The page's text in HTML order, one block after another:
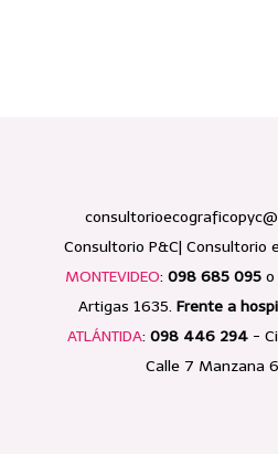
Consultorio P&C| Consultorio
MONTEVIDEO:098 685 095 o
Artigas 1635. Frente a
ATLÁNTIDA:098 446 294 -
Calle 7 Manzana